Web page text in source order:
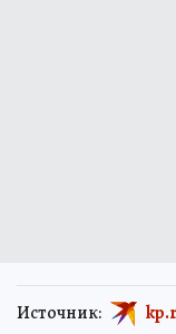
Источник: